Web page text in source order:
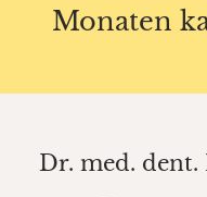
Monaten
Dr. med. dent.